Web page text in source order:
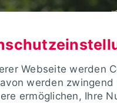
Webseite werden
werden
ermöglichen, Ihre